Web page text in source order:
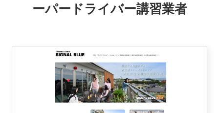
駅名で探す
ーパードライバー講習業者